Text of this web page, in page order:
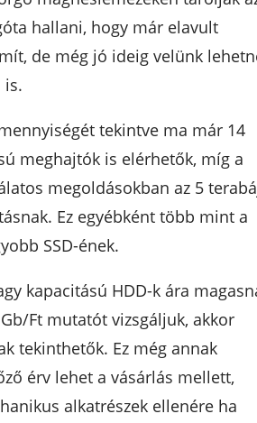
hallani, hogy már elavult
de még jó ideig velünk
is.
tekintve ma már 14
meghajtók is elérhetők, míg a
megoldásokban az 5
Ez egyébként több mint a
SSD-ének.
kapacitású HDD-k ára
Ft mutatót vizsgáljuk, akkor
tekinthetők. Ez még annak
érv lehet a vásárlás mellett,
alkatrészek ellenére ha